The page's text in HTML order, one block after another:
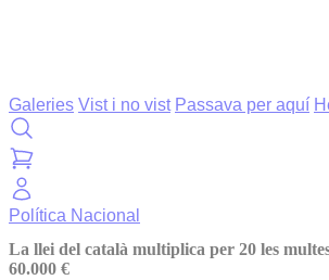
Galeries Vist i no vist Passava per aquí
Política Nacional
La llei del català multiplica per 20 les
60.000 €